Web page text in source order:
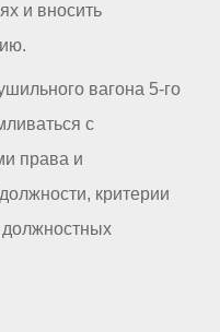
и вносить
вагона 5-го
с
права и
критерии
должностных